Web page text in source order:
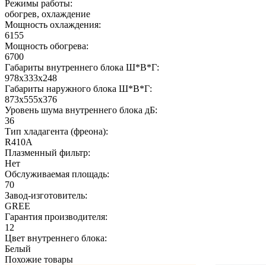
Режимы работы:
обогрев, охлаждение
Мощность охлаждения:
6155
Мощность обогрева:
6700
Габариты внутреннего блока Ш*В*Г:
978х333х248
Габариты наружного блока Ш*В*Г:
873х555х376
Уровень шума внутреннего блока дБ:
36
Тип хладагента (фреона):
R410A
Плазменный фильтр:
Нет
Обслуживаемая площадь:
70
Завод-изготовитель:
GREE
Гарантия производителя:
12
Цвет внутреннего блока:
Белый
Похожие товары